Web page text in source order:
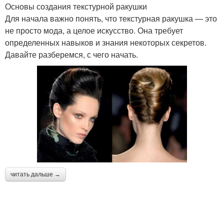
Основы создания текстурной ракушки
Для начала важно понять, что текстурная ракушка — это
не просто мода, а целое искусство. Она требует
определенных навыков и знания некоторых секретов.
Давайте разберемся, с чего начать.
читать дальше →